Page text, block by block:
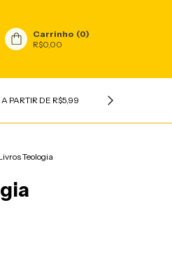
Carrinho (0)
R$0,00
A PARTIR DE R$5,99 INFANTIL
Teologia